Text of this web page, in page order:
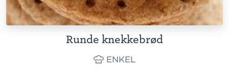
Runde knekkebrød
ENKEL